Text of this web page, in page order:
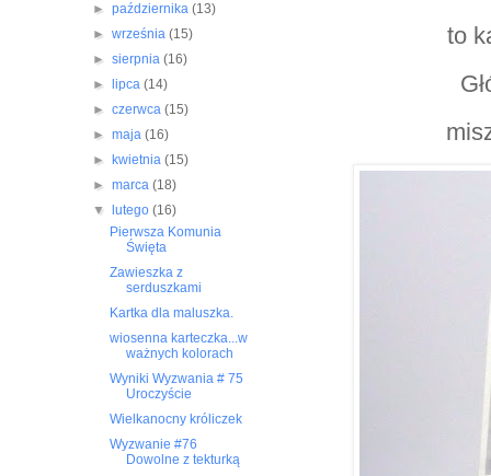
to
►października(13)
►września(15)
►sierpnia(16)
►
lipca(14)
►czerwca(15)
►maja(16)
►
kwietnia(15)
►marca(18)
▼
lutego(16)
Pierwsza Komunia
Święta
Zawieszka z
serduszkami
Kartka dla maluszka.
wiosenna karteczka...w
ważnych kolorach
Wyniki Wyzwania # 75
Uroczyście
Wielkanocny króliczek
Wyzwanie #76
Dowolne z tekturką